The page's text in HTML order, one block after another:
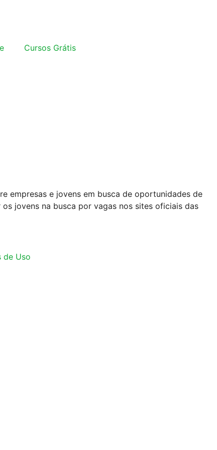
Cursos Grátis
empresas e jovens em busca de oportunidades de
jovens na busca por vagas nos sites oficiais das
de Uso